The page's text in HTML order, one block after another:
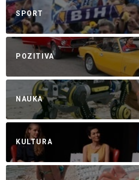
SPORT
POZITIVA
NAUKA
KULTURA